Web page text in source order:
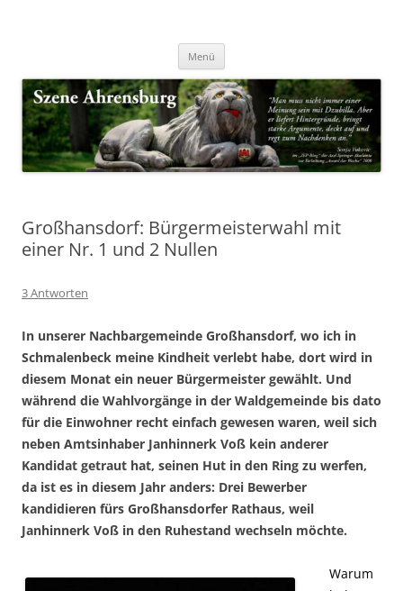
Szene Ahrensburg
Menü
Großhansdorf: Bürgermeisterwahl mit
einer Nr. 1 und 2 Nullen
3 Antworten
In unserer Nachbargemeinde Großhansdorf, wo ich in
Schmalenbeck meine Kindheit verlebt habe, dort wird in
diesem Monat ein neuer Bürgermeister gewählt. Und
während die Wahlvorgänge in der Waldgemeinde bis dato
für die Einwohner recht einfach gewesen waren, weil sich
neben Amtsinhaber Janhinnerk Voß kein anderer
Kandidat getraut hat, seinen Hut in den Ring zu werfen,
da ist es in diesem Jahr anders: Drei Bewerber
kandidieren fürs Großhansdorfer Rathaus, weil
Janhinnerk Voß in den Ruhestand wechseln möchte.
Warum